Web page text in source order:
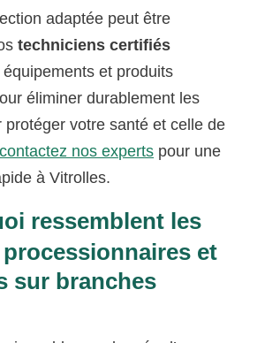
adaptée peut être
techniciens certifiés
et produits
éliminer durablement les
protéger votre santé et celle de
contactez nos experts pour une
à Vitrolles.
ressemblent les
et
sur branches